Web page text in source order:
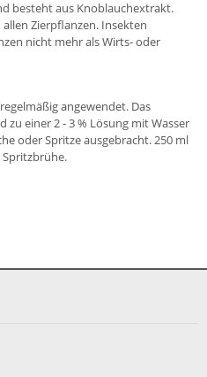
besteht aus Knoblauchextrakt.
Zierpflanzen. Insekten
nicht mehr als Wirts- oder
angewendet. Das
zu einer 2 - 3 % Lösung mit Wasser
oder Spritze ausgebracht. 250 ml
Spritzbrühe.